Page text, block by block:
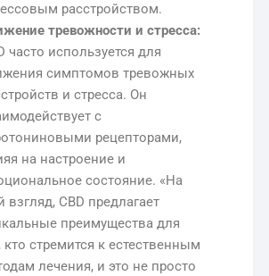
расстройством.
тревожности и стресса:
часто используется для
симптомов тревожных
и стресса. Он
с
рецепторами,
на настроение и
состояние. «На
взгляд, CBD предлагает
преимущества для
кто стремится к естественным
лечения, и это не просто